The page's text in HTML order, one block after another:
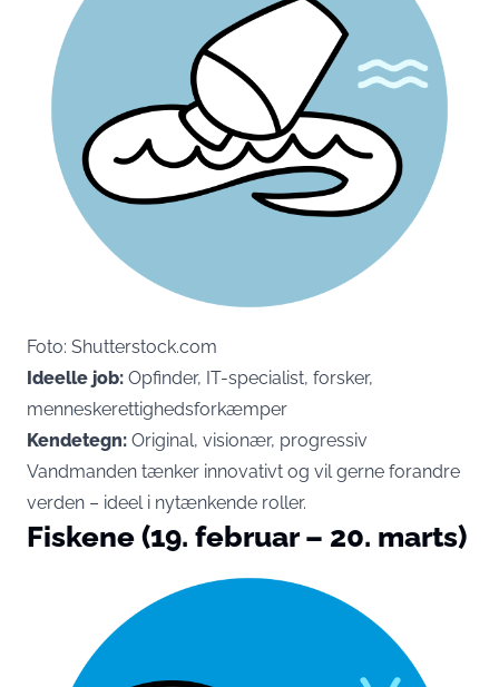
Foto: Shutterstock.com
Ideelle job: Opfinder, IT-specialist, forsker,
menneskerettighedsforkæmper
Kendetegn: Original, visionær, progressiv
Vandmanden tænker innovativt og vil gerne forandre
verden – ideel i nytænkende roller.
Fiskene (19. februar – 20. marts)